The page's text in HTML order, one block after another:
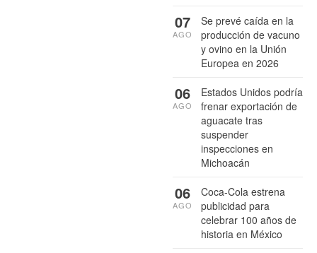
Se prevé caída en la
producción de vacuno
y ovino en la Unión
Europea en 2026
07
AGO
Estados Unidos podría
frenar exportación de
aguacate tras
suspender
inspecciones en
Michoacán
06
AGO
Coca-Cola estrena
publicidad para
celebrar 100 años de
historia en México
06
AGO